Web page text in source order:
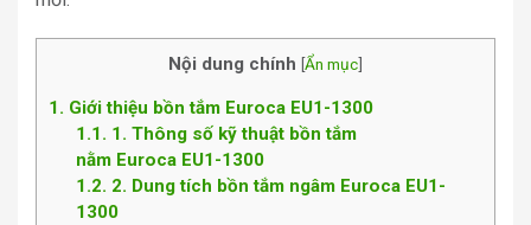
Nội dung chính [Ẩn mục]
1
Giới thiệu bồn tắm Euroca EU1-1300
1.1
1. Thông số kỹ thuật bồn tắm
nằm Euroca EU1-1300
1.2 2. Dung tích bồn tắm ngâm Euroca EU1-
1300